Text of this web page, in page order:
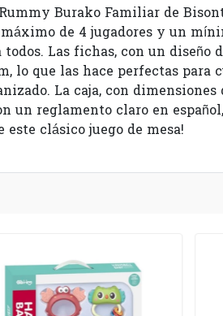
Burako Familiar de
de 4 jugadores y un
Las fichas, con un diseño
lo que las hace perfectas
La caja, con
un reglamento claro en
clásico juego de mesa!